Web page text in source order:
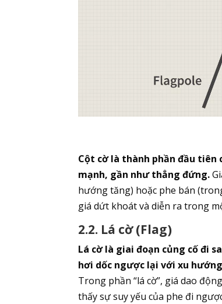
Cột cờ là thành phần đầu
mạnh, gần như thẳng đứng.
hướng tăng) hoặc phe bán
giá dứt khoát và diễn ra trong
2.2. Lá cờ (Flag)
Lá cờ là giai đoạn củng cố đi
hơi dốc ngược lại với xu
Trong phần “lá cờ”, giá dao
thấy sự suy yếu của phe đi